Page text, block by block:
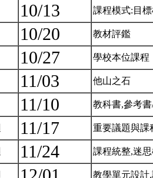
10/13 課程模式:目
10/20 教材評鑑
10/27 學校本位課程
11/03 他山之石
11/10 教科書,參考
11/17 重要議題與課
11/24 課程統整,迷
教學單元設